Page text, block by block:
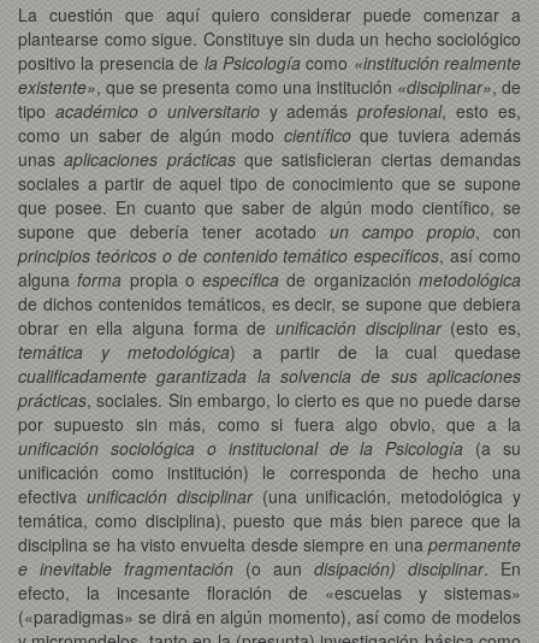
La cuestión que aquí quiero considerar puede comenzar a
plantearse como sigue. Constituye sin duda un hecho sociológico
positivo la presencia de la Psicología como «institución realmente
existente», que se presenta como una institución «disciplinar», de
tipo académico o universitarioy ademásprofesional, esto es,
como un saber de algún modo científicoque tuviera además
unasaplicaciones prácticasque satisficieran ciertas demandas
sociales a partir de aquel tipo de conocimiento que se supone
que posee. En cuanto que saber de algún modo científico, se
supone que debería tener acotado un campo propio, con
principios teóricos o de contenido temático específicos, así como
algunaforma propia oespecífica de organizaciónmetodológica
de dichos contenidos temáticos, es decir, se supone que debiera
obrar en ella alguna forma de unificación disciplinar(esto es,
temática y metodológica) a partir de la cual quedase
cualificadamente garantizada la solvencia de sus aplicaciones
prácticas, sociales. Sin embargo, lo cierto es que no puede darse
por supuesto sin más, como si fuera algo obvio, que a la
unificación sociológica o institucional de la Psicología (a su
unificación como institución) le corresponda de hecho una
efectiva unificación disciplinar(una unificación, metodológica y
temática, como disciplina), puesto que más bien parece que la
disciplina se ha visto envuelta desde siempre en una permanente
e inevitable fragmentación (o aun disipación) disciplinar. En
efecto, la incesante floración de «escuelas y sistemas»
(«paradigmas» se dirá en algún momento), así como de modelos